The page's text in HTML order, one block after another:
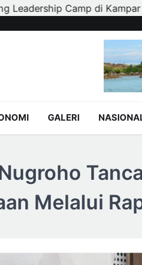
Peserta Ditempa Menjadi
GALERI
Melalui